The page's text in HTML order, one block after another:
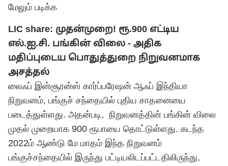
மேலும் படிக்க
LIC share: முதன்முறை! ரூ.900 எட்டிய
எல்.ஐ.சி. பங்கின் விலை - அதிக
மதிப்புடைய பொதுத்துறை நிறுவனமாக
அசத்தல்
லைஃப் இன்சூரன்ஸ் கார்ப்பரேஷன் ஆஃப் இந்தியா
நிறுவனம், பங்குச் சந்தையில் புதிய சாதனையை
படைத்துள்ளது. அதன்படி, நிறுவனத்தின் பங்கின் விலை
முதல் முறையாக 900 ரூபாயை தொட்டுள்ளது. கடந்த
2022ம் ஆண்டு மே மாதம் இந்த நிறுவனம்
பங்குச்சந்தையில் இருந்து பட்டியலிடப்பட்டதிலிருந்து,